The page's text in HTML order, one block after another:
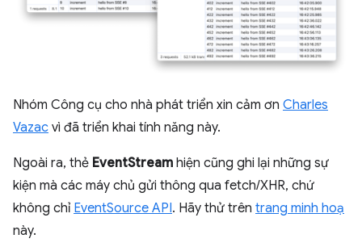
Nhóm Công cụ cho nhà phát triển xin cảm ơn Charles
Vazac vì đã triển khai tính năng này.
Ngoài ra, thẻ EventStream hiện cũng ghi lại những sự
kiện mà các máy chủ gửi thông qua fetch/XHR, chứ
không chỉ EventSource API. Hãy thử trên trang minh hoạ
này.